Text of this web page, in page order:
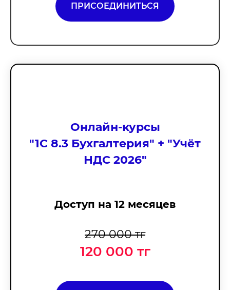
ПРИСОЕДИНИТЬСЯ
Онлайн-курсы
"1С 8.3 Бухгалтерия" + "Учёт
НДС 2026"
Доступ на 12 месяцев
270 000 тг
120 000 тг